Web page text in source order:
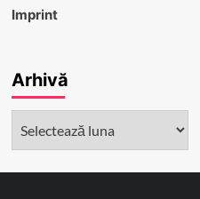
Imprint
Arhivă